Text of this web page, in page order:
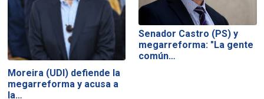
Moreira (UDI) defiende la
megarreforma y acusa a
la…
Senador Castro (PS) y
megarreforma: "La gente
común…